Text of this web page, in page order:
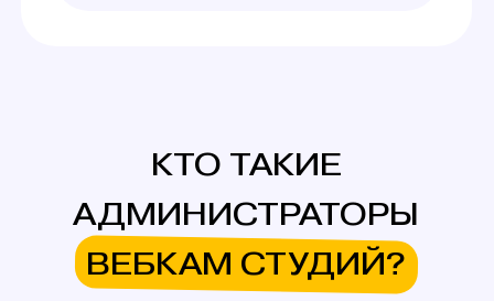
Его деятельность включает: знакомство
расходников, поддержание чистоты
и работоспособности оборудования, помощь
при подготовке к эфиру. Работа
администратором вебкам студии в Нижнем
Тагиле предполагает гибкое расписание —
чаще всего вы сами можете выбрать, в какое